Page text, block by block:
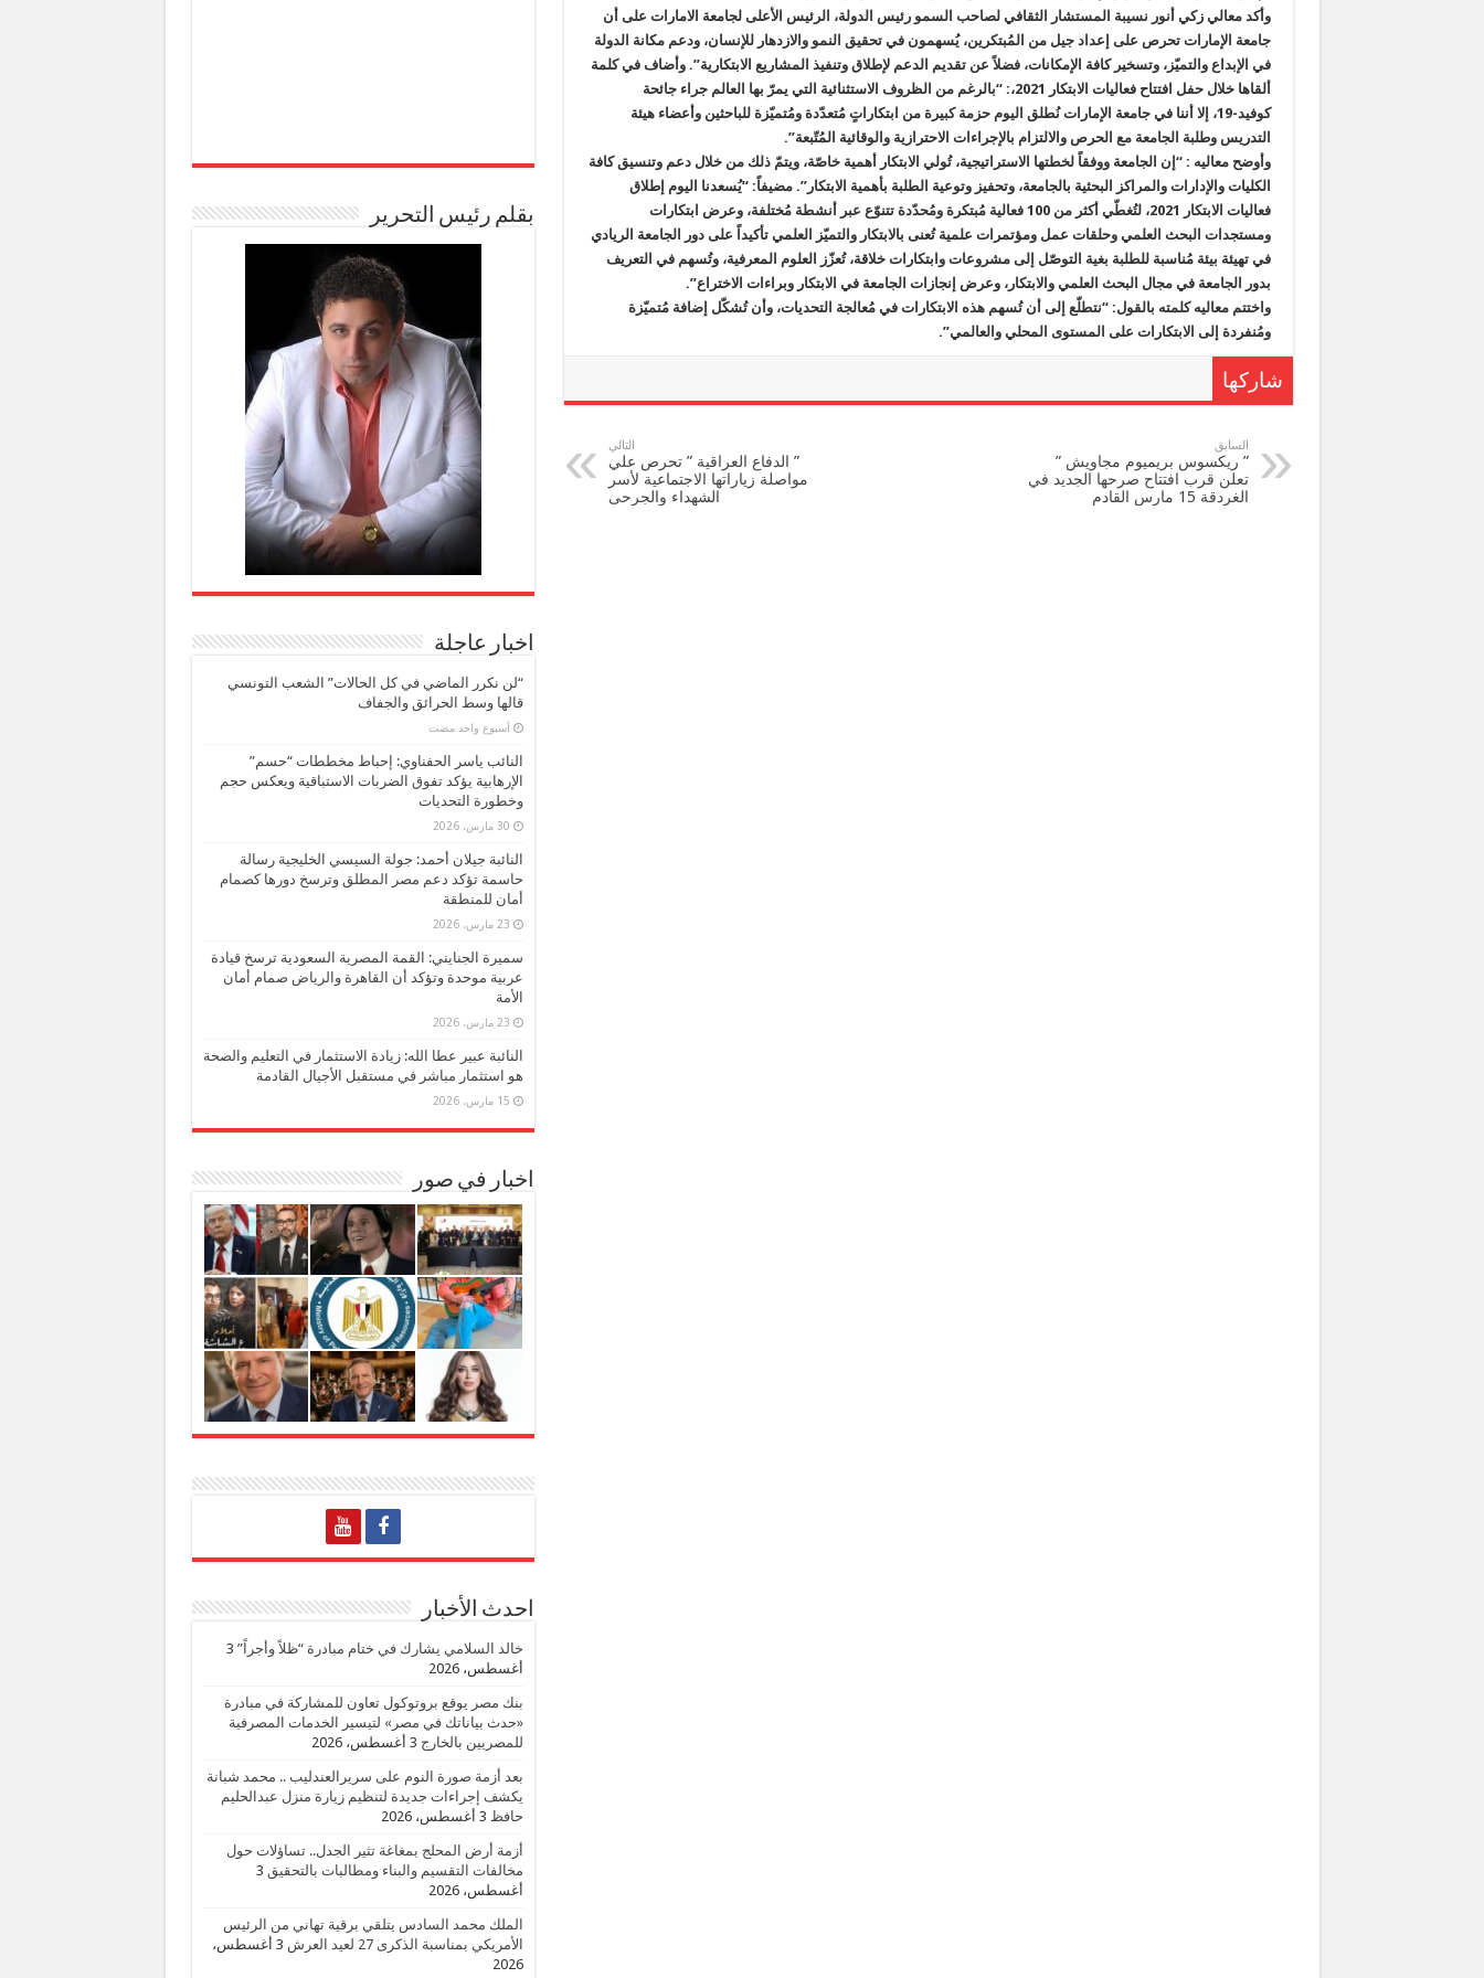
الابتكار
2021
مغلقة
وأكد معالي زكي أنور نسيبة المستشار الثقافي لصاحب السمو رئيس الدولة، الرئيس الأعلى لجامعة الامارات على أن
جامعة الإمارات تحرص على إعداد جيل من المُبتكرين، يُسهمون في تحقيق النمو والازدهار للإنسان، ودعم مكانة الدولة
في الإبداع والتميّز، وتسخير كافة الإمكانات، فضلاً عن تقديم الدعم لإطلاق وتنفيذ المشاريع الابتكارية”.وأضاف في كلمة
ألقاها خلال حفل افتتاح فعاليات الابتكار 2021،: “بالرغم من الظروف الاستثنائية التي يمرّ بها العالم جراء جائحة
كوفيد-19، إلا أننا في جامعة الإمارات نُطلق اليوم حزمة كبيرة من ابتكاراتٍ مُتعدّدة ومُتميّزة للباحثين وأعضاء هيئة
التدريس وطلبة الجامعة مع الحرص والالتزام بالإجراءات الاحترازية والوقائية المُتّبعة”.
وأوضح معاليه : “إن الجامعة ووفقاً لخطتها الاستراتيجية، تُولي الابتكار أهمية خاصّة، ويتمّ ذلك من خلال دعم وتنسيق كافة
الكليات والإدارات والمراكز البحثية بالجامعة، وتحفيز وتوعية الطلبة بأهمية الابتكار”. مضيفاً: “يُسعدنا اليوم إطلاق
فعاليات الابتكار 2021، لتُغطّي أكثر من 100 فعالية مُبتكرة ومُحدّدة تتنوّع عبر أنشطة مُختلفة، وعرض ابتكارات
ومستجدات البحث العلمي وحلقات عمل ومؤتمرات علمية تُعنى بالابتكار والتميّز العلمي تأكيداً على دور الجامعة الريادي
في تهيئة بيئة مُناسبة للطلبة بغية التوصّل إلى مشروعات وابتكارات خلاقة، تُعزّز العلوم المعرفية، وتُسهم في التعريف
بدور الجامعة في مجال البحث العلمي والابتكار، وعرض إنجازات الجامعة في الابتكار وبراءات الاختراع”.
واختتم معاليه كلمته بالقول: “نتطلّع إلى أن تُسهم هذه الابتكارات في مُعالجة التحديات، وأن تُشكّل إضافة مُتميّزة
ومُنفردة إلى الابتكارات على المستوى المحلي والعالمي”.
شاركها
السابق
” ريكسوس بريميوم مجاويش ”
تعلن قرب افتتاح صرحها الجديد في
الغردقة 15 مارس القادم
التالي
” الدفاع العراقية ” تحرص علي
مواصلة زياراتها الاجتماعية لأسر
الشهداء والجرحى
بقلم رئيس التحرير
اخبار عاجلة
“لن نكرر الماضي في كل الحالات” الشعب التونسي
قالها وسط الحرائق والجفاف
‏أسبوع واحد مضت
النائب ياسر الحفناوي: إحباط مخططات “حسم”
الإرهابية يؤكد تفوق الضربات الاستباقية ويعكس حجم
وخطورة التحديات
30 مارس، 2026
النائبة جيلان أحمد: جولة السيسي الخليجية رسالة
حاسمة تؤكد دعم مصر المطلق وترسخ دورها كصمام
أمان للمنطقة
23 مارس، 2026
سميرة الجنايني: القمة المصرية السعودية ترسخ قيادة
عربية موحدة وتؤكد أن القاهرة والرياض صمام أمان
الأمة
23 مارس، 2026
النائبة عبير عطا الله: زيادة الاستثمار في التعليم والصحة
هو استثمار مباشر في مستقبل الأجيال القادمة
15 مارس، 2026
اخبار في صور
احدث الأخبار
خالد السلامي يشارك في ختام مبادرة “ظلاً وأجراً” 3
أغسطس، 2026
بنك مصر يوقع بروتوكول تعاون للمشاركة في مبادرة
«حدث بياناتك في مصر» لتيسير الخدمات المصرفية
للمصريين بالخارج 3 أغسطس، 2026
بعد أزمة صورة النوم على سريرالعندليب .. محمد شبانة
يكشف إجراءات جديدة لتنظيم زيارة منزل عبدالحليم
حافظ 3 أغسطس، 2026
أزمة أرض المحلج بمغاغة تثير الجدل.. تساؤلات حول
مخالفات التقسيم والبناء ومطالبات بالتحقيق 3
أغسطس، 2026
الملك محمد السادس يتلقي برقية تهاني من الرئيس
الأمريكي بمناسبة الذكرى 27 لعيد العرش
3 أغسطس،
2026